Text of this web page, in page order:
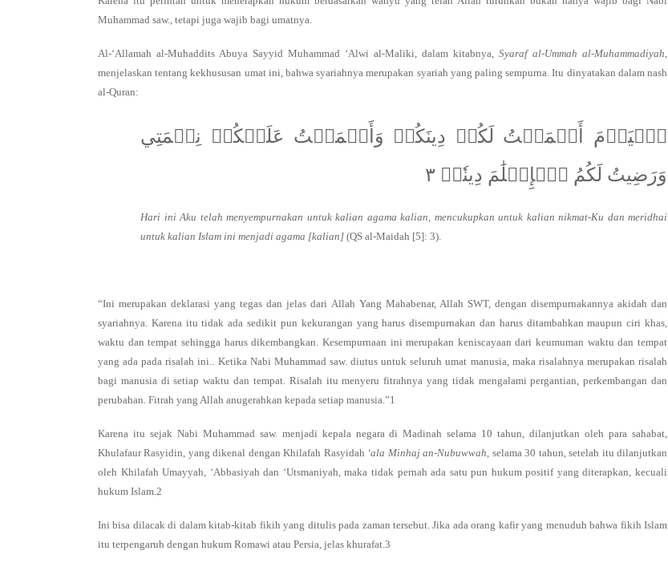
Muhammad saw., tetapi juga wajib bagi umatnya.
Al-‘Allamah al-Muhaddits Abuya Sayyid Muhammad ‘Alwi al-Maliki, dalam kitabnya, Syaraf al-Ummah al-Muhammadiyah,
menjelaskan tentang kekhususan umat ini, bahwa syariahnya merupakan syariah yang paling sempurna. Itu dinyatakan dalam nash
al-Quran:
ٱلۡيَوۡمَ أَكۡمَلۡتُ لَكُمۡ دِينَكُمۡ وَأَتۡمَمۡتُ عَلَيۡكُمۡ نِعۡمَتِي
وَرَضِيتُ لَكُمُ ٱلۡإِسۡلَٰمَ دِينٗاۚ ٣
Hari ini Aku telah menyempurnakan untuk kalian agama kalian, mencukupkan untuk kalian nikmat-Ku dan meridhai
untuk kalian Islam ini menjadi agama [kalian](QS al-Maidah [5]: 3).
“Ini merupakan deklarasi yang tegas dan jelas dari Allah Yang Mahabenar, Allah SWT, dengan disempurnakannya akidah dan
syariahnya. Karena itu tidak ada sedikit pun kekurangan yang harus disempurnakan dan harus ditambahkan maupun ciri khas,
waktu dan tempat sehingga harus dikembangkan. Kesempurnaan ini merupakan keniscayaan dari keumuman waktu dan tempat
yang ada pada risalah ini.. Ketika Nabi Muhammad saw. diutus untuk seluruh umat manusia, maka risalahnya merupakan risalah
bagi manusia di setiap waktu dan tempat. Risalah itu menyeru fitrahnya yang tidak mengalami pergantian, perkembangan dan
perubahan. Fitrah yang Allah anugerahkan kepada setiap manusia.”1
Karena itu sejak Nabi Muhammad saw. menjadi kepala negara di Madinah selama 10 tahun, dilanjutkan oleh para sahabat,
Khulafaur Rasyidin, yang dikenal dengan Khilafah Rasyidah ‘ala Minhaj an-Nubuwwah, selama 30 tahun, setelah itu dilanjutkan
oleh Khilafah Umayyah, ‘Abbasiyah dan ‘Utsmaniyah, maka tidak pernah ada satu pun hukum positif yang diterapkan, kecuali
hukum Islam.2
Ini bisa dilacak di dalam kitab-kitab fikih yang ditulis pada zaman tersebut. Jika ada orang kafir yang menuduh bahwa fikih Islam
itu terpengaruh dengan hukum Romawi atau Persia, jelas khurafat.3